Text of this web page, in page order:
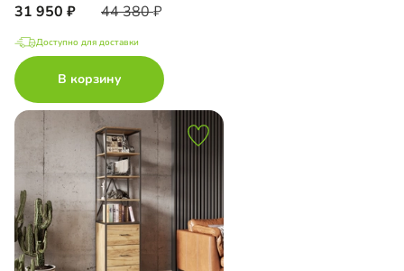
31 950 44 380
Доступно для доставки
В корзину